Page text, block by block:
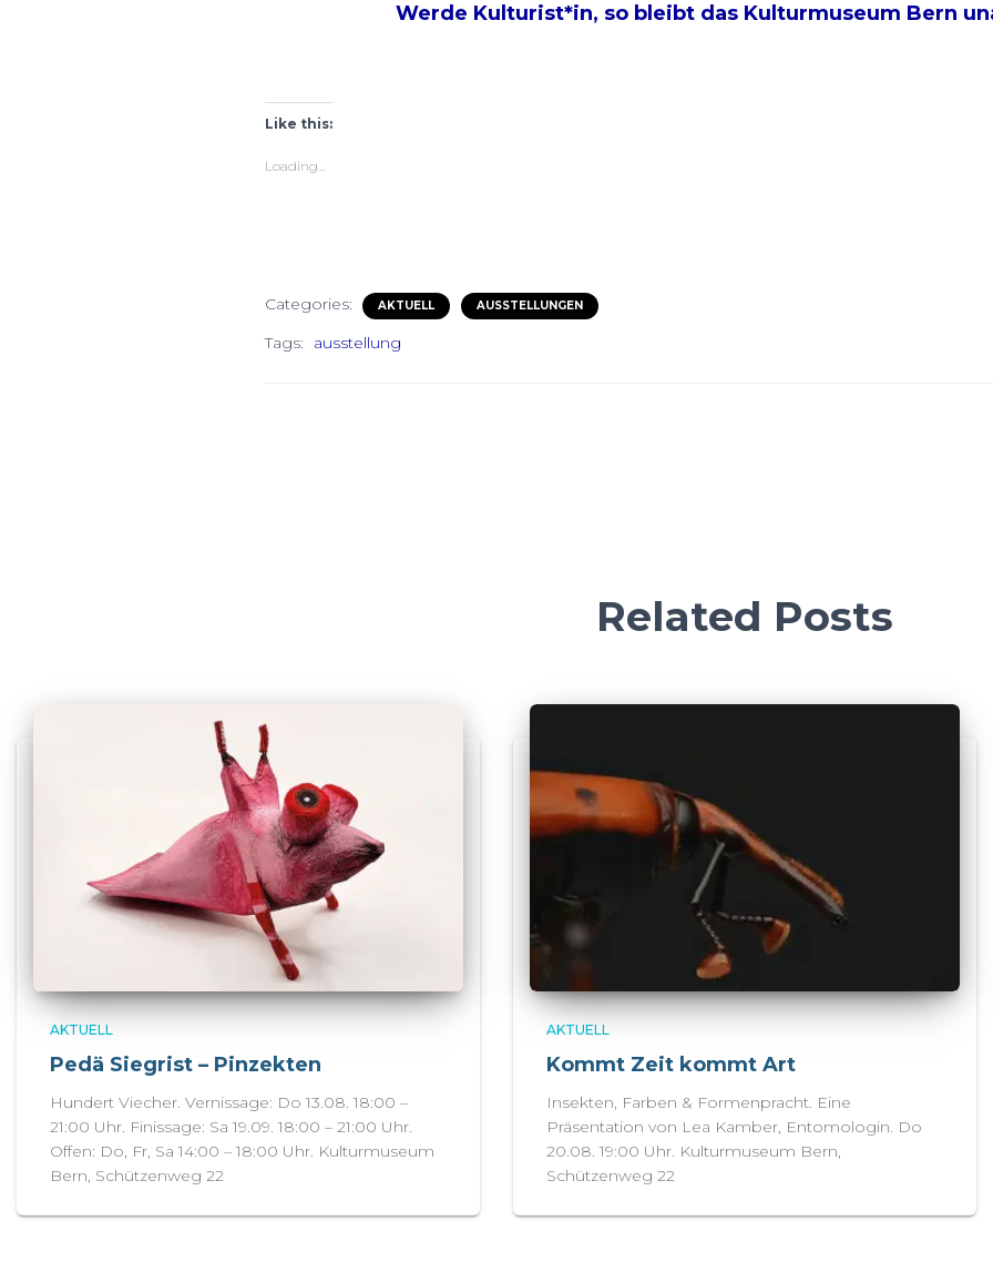
Werde Kulturist*in, so bleibt das Kulturmuseum Bern
Like this:
Loading...
Categories: AKTUELL AUSSTELLUNGEN
Tags: ausstellung
Related Posts
AKTUELL
Pedä Siegrist – Pinzekten
Hundert Viecher. Vernissage: Do 13.08. 18:00 –
21:00 Uhr. Finissage: Sa 19.09. 18:00 – 21:00 Uhr.
Offen: Do, Fr, Sa 14:00 – 18:00 Uhr. Kulturmuseum
Bern, Schützenweg 22
AKTUELL
Kommt Zeit kommt Art
Insekten, Farben & Formenpracht. Eine
Präsentation von Lea Kamber, Entomologin. Do
20.08. 19:00 Uhr. Kulturmuseum Bern,
Schützenweg 22